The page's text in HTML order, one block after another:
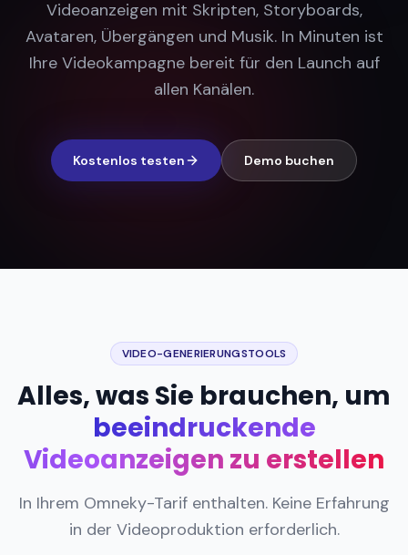
Videoanzeigen mit Skripten, Storyboards,
Avataren, Übergängen und Musik. In Minuten ist
Ihre Videokampagne bereit für den Launch auf
allen Kanälen.
Kostenlos testen Demo buchen
VIDEO-GENERIERUNGSTOOLS
Alles, was Sie brauchen, um
beeindruckende
Videoanzeigen zu erstellen
In Ihrem Omneky-Tarif enthalten. Keine Erfahrung
in der Videoproduktion erforderlich.